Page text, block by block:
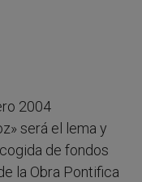
2004
será el lema y
de fondos
la Obra Pontifica